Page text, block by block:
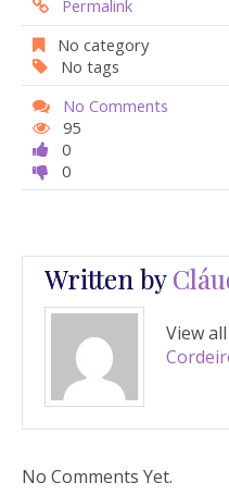
o
o
k
A
p
p
st
Permalink
No category
No tags
No Comments
95
0
0
Written by
View
No Comments Yet.